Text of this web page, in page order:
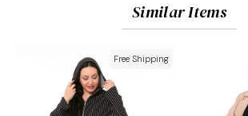
Similar Items
Free Shipping